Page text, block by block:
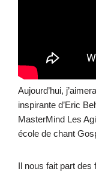
Aujourd’hui,
inspirante d’Eric
MasterMind Les
école de chant
Il nous fait part des